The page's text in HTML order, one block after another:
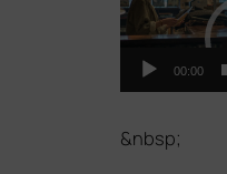
Player
00:00
&nbsp;